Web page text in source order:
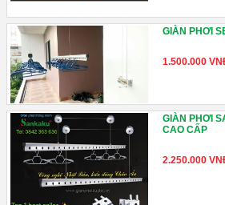
GIÀN PHƠI
1.500.000
GIÀN PHƠI
CAO CẤP
2.250.000